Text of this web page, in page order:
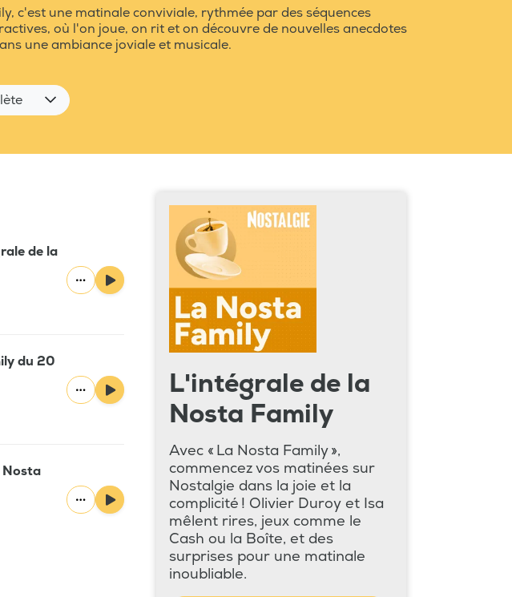
c'est une matinale conviviale, rythmée par des séquences
où l'on joue, on rit et on découvre de nouvelles anecdotes
une ambiance joviale et musicale.
de la
du 20
Nosta
L'intégrale de la
Nosta Family
Avec « La Nosta Family »,
commencez vos matinées sur
Nostalgie dans la joie et la
complicité ! Olivier Duroy et Isa
mêlent rires, jeux comme le
Cash ou la Boîte, et des
surprises pour une matinale
inoubliable.